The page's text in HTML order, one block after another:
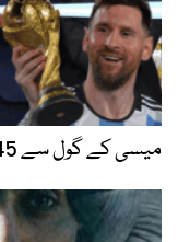
میسی کے گول سے 45 برس بعد کھلنے والا سفارتخانہ